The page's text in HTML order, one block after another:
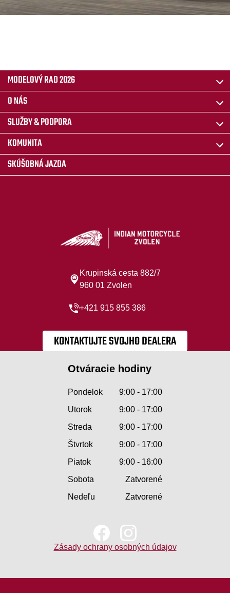
MODELOVÝ RAD 2026
O NÁS
SLUŽBY & PODPORA
KOMUNITA
SKÚŠOBNÁ JAZDA
Krupinská cesta 882/7
960 01 Zvolen
+421 915 855 386
KONTAKTUJTE SVOJHO DEALERA
Otváracie hodiny
Pondelok
9:00 - 17:00
Utorok
9:00 - 17:00
Streda
9:00 - 17:00
Štvrtok
9:00 - 17:00
Piatok
9:00 - 16:00
Sobota
Zatvorené
Nedeľu
Zatvorené
Zásady ochrany osobných údajov